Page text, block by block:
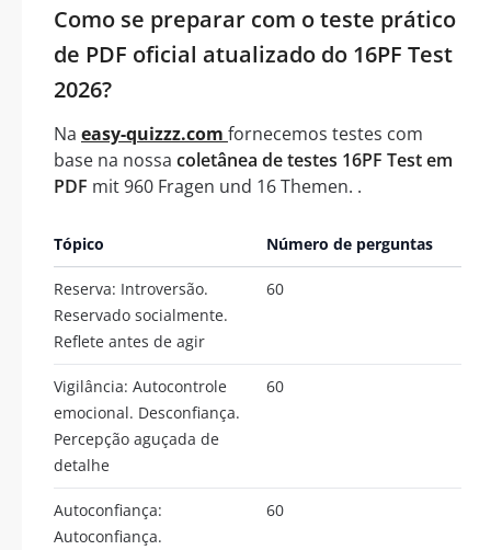
Como se preparar com o teste prático
de PDF oficial atualizado do 16PF Test
2026?
Na easy-quizzz.com fornecemos testes com
base na nossa coletânea de testes 16PF Test em
PDF mit 960 Fragen und 16 Themen. .
Tópico Número de perguntas
Reserva: Introversão.
Reservado socialmente.
Reflete antes de agir
60
Vigilância: Autocontrole
emocional. Desconfiança.
Percepção aguçada de
detalhe
60
Autoconfiança:
Autoconfiança.
60